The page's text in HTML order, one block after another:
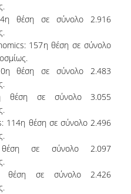
ηθέση σε σύνολο 2.916
157ηθέση σε σύνολο
ηθέση σε σύνολο 2.483
θέση σε σύνολο 3.055
114η θέση σε σύνολο 2.496
σε σύνολο 2.097
θέση σε σύνολο 2.426